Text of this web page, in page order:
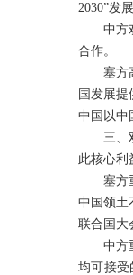
2030”发
中方
合作。
塞方
国发展
中国以中
三、
此核心利
塞方
中国领土
联合国大
中方
均可接受